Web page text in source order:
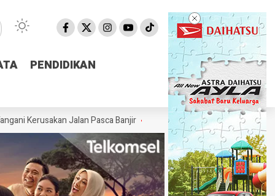
PENDIDIKAN
PENDIDIKAN
Jalan Pasca Banjir Pemprov NTB Segera Luncurkan